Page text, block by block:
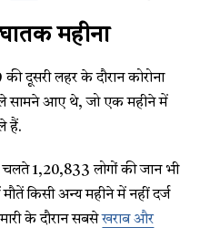
महीना
दूसरी लहर के दौरान कोरोना
सामने आए थे, जो एक महीने में
हैं.
1,20,833 लोगों की जान भी
किसी अन्य महीने में नहीं दर्ज
के दौरान सबसेखराब और